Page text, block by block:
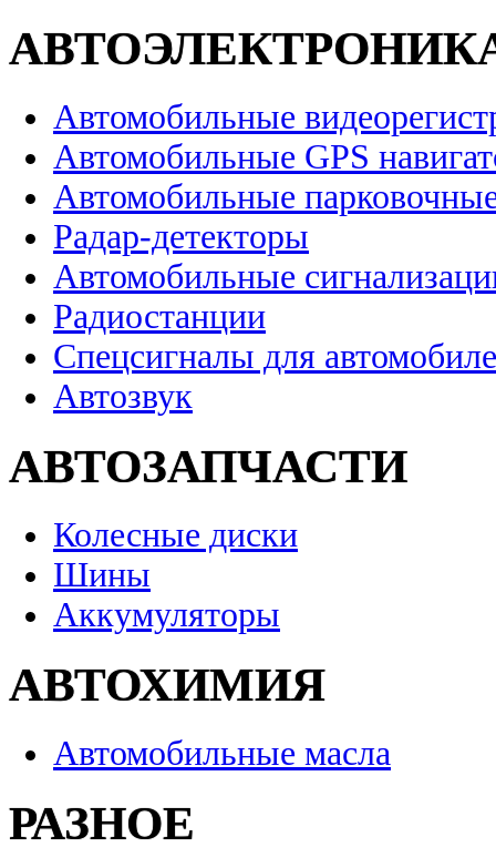
Автомобильные
Автомобильные GPS
Автомобильные
Радар-детекторы
Автомобильные
Радиостанции
Спецсигналы для
Автозвук
АВТОЗАПЧАСТИ
Колесные диски
Шины
Аккумуляторы
АВТОХИМИЯ
Автомобильные масла
РАЗНОЕ